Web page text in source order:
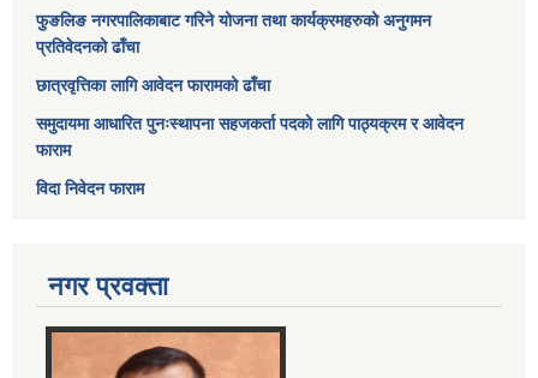
फुङलिङ नगरपालिकाबाट गरिने योजना तथा कार्यक्रमहरुको अनुगमन
प्रतिवेदनको ढाँचा
छात्रवृत्तिका लागि आवेदन फारामको ढाँचा
समुदायमा आधारित पुनःस्थापना सहजकर्ता पदको लागि पाठ्यक्रम र आवेदन
फाराम
विदा निवेदन फाराम
नगर प्रवक्ता